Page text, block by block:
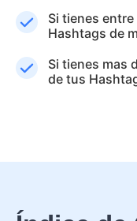
Si tienes
Hashtags de
Si tienes mas
de tus